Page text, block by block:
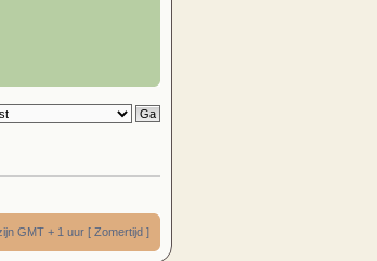
GMT + 1 uur [ Zomertijd ]